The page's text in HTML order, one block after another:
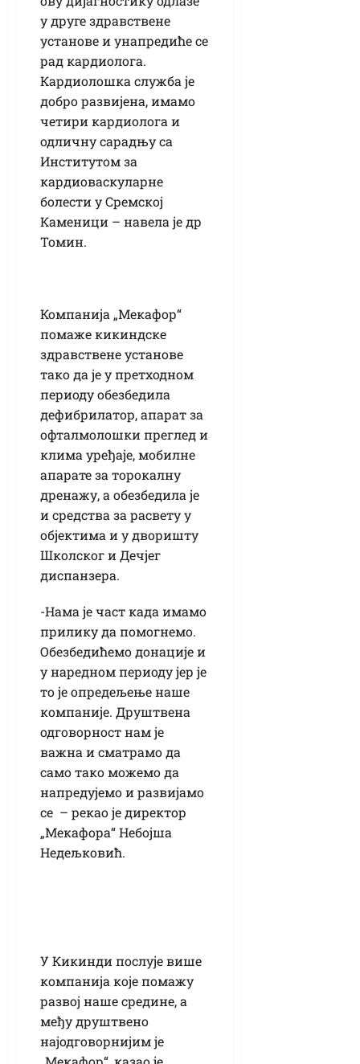
у друге здравствене
установе и унапредиће се
рад кардиолога.
Кардиолошка служба је
добро развијена, имамо
четири кардиолога и
одличну сарадњу са
Институтом за
кардиоваскуларне
болести у Сремској
Каменици – навела је др
Томин.
Компанија „Мекафор“
помаже кикиндске
здравствене установе
тако да је у претходном
периоду обезбедила
дефибрилатор, апарат за
офталмолошки преглед и
клима уређаје, мобилне
апарате за торокалну
дренажу, а обезбедила је
и средства за расвету у
објектима и у дворишту
Школског и Дечјег
диспанзера.
-Нама је част када имамо
прилику да помогнемо.
Обезбедићемо донације и
у наредном периоду јер је
то је опредељење наше
компаније. Друштвена
одговорност нам је
важна и сматрамо да
само тако можемо да
напредујемо и развијамо
се – рекао је директор
„Мекафора“ Небојша
Недељковић.
У Кикинди послује више
компанија које помажу
развој наше средине, а
међу друштвено
најодговорнијим је